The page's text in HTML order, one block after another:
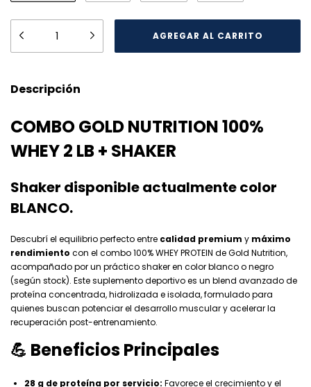
Descripción
COMBO GOLD NUTRITION 100%
WHEY 2 LB + SHAKER
Shaker disponible actualmente color
BLANCO.
Descubrí el equilibrio perfecto entre calidad premium y máximo
rendimiento con el combo 100% WHEY PROTEIN de Gold Nutrition,
acompañado por un práctico shaker en color blanco o negro
(según stock). Este suplemento deportivo es un blend avanzado de
proteína concentrada, hidrolizada e isolada, formulado para
quienes buscan potenciar el desarrollo muscular y acelerar la
recuperación post-entrenamiento.
💪 Beneficios Principales
28 g de proteína por servicio: Favorece el crecimiento y el